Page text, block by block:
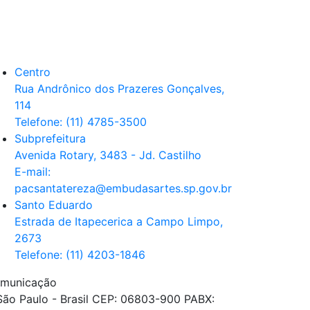
Centro
Rua Andrônico dos Prazeres Gonçalves,
114
Telefone: (11) 4785-3500
Subprefeitura
Avenida Rotary, 3483 - Jd. Castilho
E-mail:
pacsantatereza@embudasartes.sp.gov.br
Santo Eduardo
Estrada de Itapecerica a Campo Limpo,
2673
Telefone: (11) 4203-1846
Paulo - Brasil CEP: 06803-900 PABX: